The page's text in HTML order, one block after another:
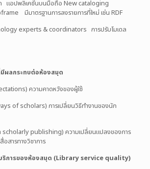
แอปพลิเคชั่นบนมือถือ New cataloging
มีมาตรฐานการลงรายการที่ใหม่ เช่น RDF
experts & coordinators การปรับโมเดล
ผลกระทบต่อห้องสมุด
ความคาดหวังของผู้ใช้
of scholars) การเปลี่ยนวิธีทำงานของนัก
publishing) ความเปลี่ยนแปลงของการ
สารทางวิชาการ
ริการของห้องสมุด (Library service quality)